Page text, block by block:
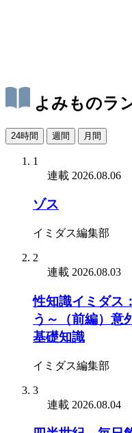
よみものラ
24時間 週間 月間
1
連載 2026.08.06
ゾス
イミダス編集部
2
連載 2026.08.03
性知識イミダス
う～（前編）意
基礎知識
イミダス編集部
3
連載 2026.08.04